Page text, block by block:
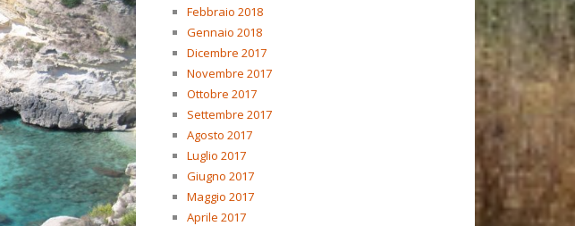
Febbraio 2018
Gennaio 2018
Dicembre 2017
Novembre 2017
Ottobre 2017
Settembre 2017
Agosto 2017
Luglio 2017
Giugno 2017
Maggio 2017
Aprile 2017